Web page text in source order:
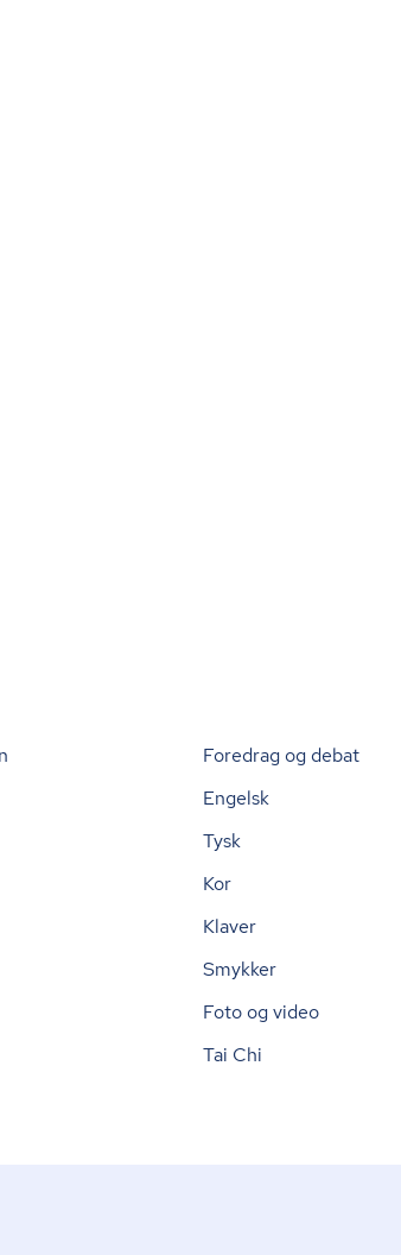
Foredrag og debat
Engelsk
Tysk
Kor
Klaver
Smykker
Foto og video
Tai Chi